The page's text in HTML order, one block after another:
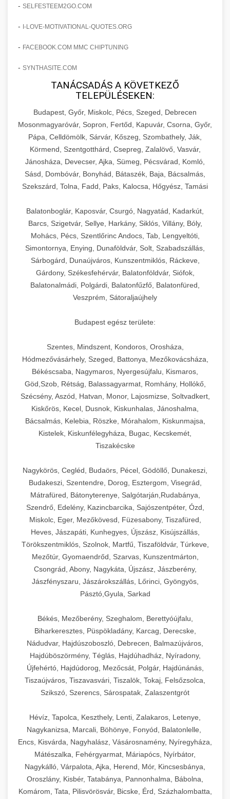
amelyek valós eredményeket hoznak.
szonyegtisztito.net
marketing stratégiai tervrajz
útjáról, bemutatva az utat a küzdő praxistól a
virágzó vállalkozásig 150%-os növekedéssel.
klinika átalakulási történet
Érdeklődés 150%-os Fokozása
Technikák és módszerek a páciensek
érdeklődésének és elkötelezettségének drámai
növeléséhez. Egy 150%-os fellendülési
esettanulmány gyakorlati betekintésekkel.
weboldal-keszites.co
elkötelezettség erősítési módszerek
🎮 19. AI Google Ads és Meta
Kampány Kezelés
Fejlett AI-alapú Google Ads és Meta hirdetési
kampánykezelés. Optimalizálja hirdetési
költségvetését gépi tanulással és
automatizálással.
aikampany.hu AI hirdetési automatizálás
🍞 20. Ipari Dagasztógép +
Professzionális ipari dagasztógépek és
tésztakeverő gépek pékségek és kereskedelmi
konyhák számára. Masszív konstrukció
megbízható teljesítményhez.
chef-iparikonyhagepek.hu
kereskedelmi tésztakeverő
🔪 21. Ipari Szeletelőgép +
Ipari hús- és sajtszeletelő gépek professzionális
élelmiszer-előkészítéshez. Precíziós vágás
állítható vastagság beállítással.
chef-iparikonyhagepek.hu
professzionális élelmiszer szeletelő
📦 22. Vákuumozó Gép +
Kereskedelmi vákuumcsomagoló berendezések
élelmiszerek tartósításához. Hosszabbítsa a
szavatossági időt és tartsa meg a termék
frissességét.
🎁 23. Vákuumfóliázó Gép +
Ipari vákuumfóliázó gépek professzionális
Hatékony lezárási és tartósítási megoldások.
chef-iparikonyhagepek.hu
kereskedelmi csomagoló gép
professzionális konyhák számára. Nagy
kapacitású sütő- és főzőberendezés precíz
hőmérséklet-szabályozással.
chef-iparikonyhagepek.hu
kereskedelmi sütősütő
❄️ 25. Ipari Hűtőszekrény +
Professzionális hűtőegységek és hűtőkamrák
kereskedelmi konyhák számára.
Energiahatékony hűtési megoldások nagy
kapacitással.
chef-iparikonyhagepek.hu
💧 26. Ipari Mosogatógép +
Kereskedelmi mosogatóberendezések nagy
forgalmú éttermi műveletekhez. Gyors tisztítási
ciklusok fertőtlenítési képességekkel.
chef-iparikonyhagepek.hu
🧀 27. Ipari Sajtreszelő Gép +
élelmiszer-előkészítéshez. Különböző reszelési
méretek különböző alkalmazásokhoz.
chef-iparikonyhagepek.hu
kereskedelmi sajtreszelő
🍳 28. Nagykonyhai
Berendezések
+
Teljes körű nagykonyhai berendezések és
professzionális vendéglátóipari kellékek.
Minden, ami szükséges éttermi és catering
műveletekhez.
chef-iparikonyhagepek.hu
kereskedelmi konyhai megoldások
- SELFESTEEM2GO.COM
- I-LOVE-MOTIVATIONAL-QUOTES.ORG
- FACEBOOK.COM MMC CHIPTUNING
- SYNTHASITE.COM
TANÁCSADÁS A KÖVETKEZŐ
TELEPÜLÉSEKEN:
Budapest, Győr, Miskolc, Pécs, Szeged, Debrecen
Mosonmagyaróvár, Sopron, Fertőd, Kapuvár, Csorna, Győr,
Pápa, Celldömölk, Sárvár, Kőszeg, Szombathely, Ják,
Körmend, Szentgotthárd, Csepreg, Zalalövő, Vasvár,
Jánosháza, Devecser, Ajka, Sümeg, Pécsvárad, Komló,
Sásd, Dombóvár, Bonyhád, Bátaszék, Baja, Bácsalmás,
Szekszárd, Tolna, Fadd, Paks, Kalocsa, Hőgyész, Tamási
Balatonboglár, Kaposvár, Csurgó, Nagyatád, Kadarkút,
Barcs, Szigetvár, Sellye, Harkány, Siklós, Villány, Bóly,
Mohács, Pécs, Szentlőrinc Andocs, Tab, Lengyeltóti,
Simontornya, Enying, Dunaföldvár, Solt, Szabadszállás,
Sárbogárd, Dunaújváros, Kunszentmiklós, Ráckeve,
Gárdony, Székesfehérvár, Balatonföldvár, Siófok,
Balatonalmádi, Polgárdi, Balatonfűzfő, Balatonfüred,
Veszprém, Sátoraljaújhely
Budapest egész területe:
Szentes, Mindszent, Kondoros, Orosháza,
Hódmezővásárhely, Szeged, Battonya, Mezőkovácsháza,
Békéscsaba, Nagymaros, Nyergesújfalu, Kismaros,
Göd,Szob, Rétság, Balassagyarmat, Romhány, Hollókő,
Szécsény, Aszód, Hatvan, Monor, Lajosmizse, Soltvadkert,
Kiskőrös, Kecel, Dusnok, Kiskunhalas, Jánoshalma,
Bácsalmás, Kelebia, Röszke, Mórahalom, Kiskunmajsa,
Kistelek, Kiskunfélegyháza, Bugac, Kecskemét,
Tiszakécske
Nagykörös, Cegléd, Budaörs, Pécel, Gödöllő, Dunakeszi,
Budakeszi, Szentendre, Dorog, Esztergom, Visegrád,
Mátrafüred, Bátonyterenye, Salgótarján,Rudabánya,
Szendrő, Edelény, Kazincbarcika, Sajószentpéter, Ózd,
Miskolc, Eger, Mezőkövesd, Füzesabony, Tiszafüred,
Heves, Jászapáti, Kunhegyes, Újszász, Kisújszállás,
Törökszentmiklós, Szolnok, Martfű, Tiszaföldvár, Túrkeve,
Mezőtúr, Gyomaendrőd, Szarvas, Kunszentmárton,
Csongrád, Abony, Nagykáta, Újszász, Jászberény,
Jászfényszaru, Jászárokszállás, Lőrinci, Gyöngyös,
Pásztó,Gyula, Sarkad
Békés, Mezőberény, Szeghalom, Berettyóújfalu,
Biharkeresztes, Püspökladány, Karcag, Derecske,
Nádudvar, Hajdúszoboszló, Debrecen, Balmazújváros,
Hajdúböszörmény, Téglás, Hajdúhadház, Nyíradony,
Újfehértó, Hajdúdorog, Mezőcsát, Polgár, Hajdúnánás,
Tiszaújváros, Tiszavasvári, Tiszalök, Tokaj, Felsőzsolca,
Szikszó, Szerencs, Sárospatak, Zalaszentgrót
Hévíz, Tapolca, Keszthely, Lenti, Zalakaros, Letenye,
Nagykanizsa, Marcali, Böhönye, Fonyód, Balatonlelle,
Encs, Kisvárda, Nagyhalász, Vásárosnamény, Nyíregyháza,
Mátészalka, Fehérgyarmat, Máriapócs, Nyírbátor,
Nagykálló, Várpalota, Ajka, Herend, Mór, Kincsesbánya,
Oroszlány, Kisbér, Tatabánya, Pannonhalma, Bábolna,
Komárom, Tata, Pilisvörösvár, Bicske, Érd, Százhalombatta,